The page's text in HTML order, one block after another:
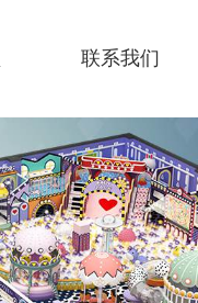
联系我们